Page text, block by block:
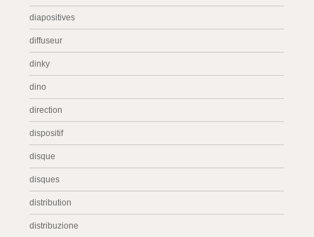
diapositives
diffuseur
dinky
dino
direction
dispositif
disque
disques
distribution
distribuzione